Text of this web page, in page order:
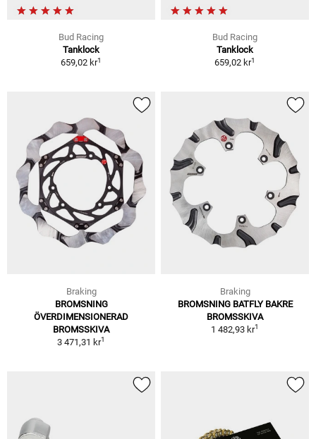
Bud Racing
Tanklock
659,02 kr1
Bud Racing
Tanklock
659,02 kr1
Braking
BROMSNING
ÖVERDIMENSIONERAD
BROMSSKIVA
3 471,31 kr1
Braking
BROMSNING BATFLY BAKRE
BROMSSKIVA
1 482,93 kr1